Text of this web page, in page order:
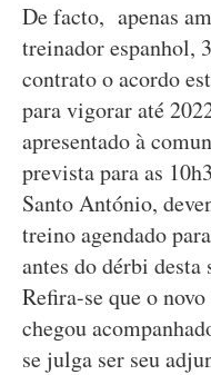
De facto, apenas
treinador espanhol,
contrato o acordo
para vigorar até
apresentado à
prevista para as
Santo António,
treino agendado
antes do dérbi desta
Refira-se que o
chegou
se julga ser seu